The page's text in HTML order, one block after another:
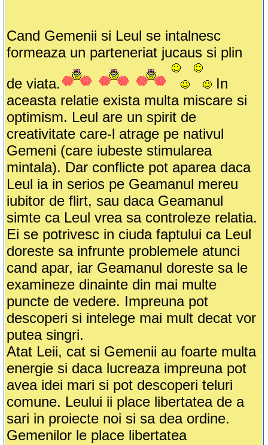
Cand Gemenii si Leul se intalnesc
formeaza un parteneriat jucaus si plin
de viata.
In
aceasta relatie exista multa miscare si
optimism. Leul are un spirit de
creativitate care-l atrage pe nativul
Gemeni (care iubeste stimularea
mintala). Dar conflicte pot aparea daca
Leul ia in serios pe Geamanul mereu
iubitor de flirt, sau daca Geamanul
simte ca Leul vrea sa controleze relatia.
Ei se potrivesc in ciuda faptului ca Leul
doreste sa infrunte problemele atunci
cand apar, iar Geamanul doreste sa le
examineze dinainte din mai multe
puncte de vedere. Impreuna pot
descoperi si intelege mai mult decat vor
putea singri.
Atat Leii, cat si Gemenii au foarte multa
energie si daca lucreaza impreuna pot
avea idei mari si pot descoperi teluri
comune. Leului ii place libertatea de a
sari in proiecte noi si sa dea ordine.
Gemenilor le place libertatea